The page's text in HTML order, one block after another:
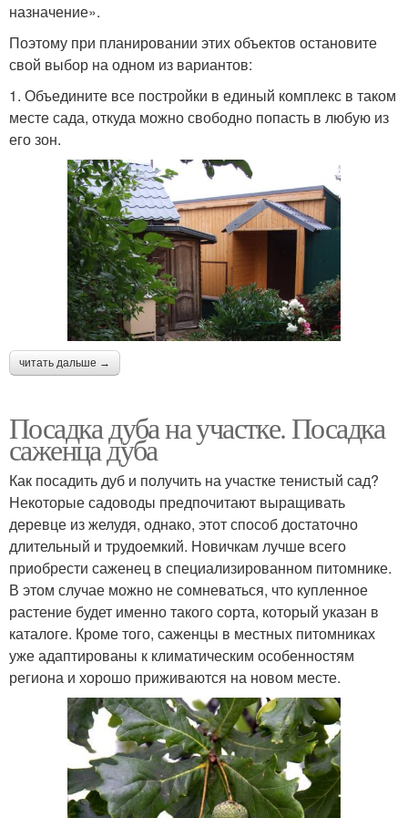
назначение».
Поэтому при планировании этих объектов остановите
свой выбор на одном из вариантов:
1. Объедините все постройки в единый комплекс в таком
месте сада, откуда можно свободно попасть в любую из
его зон.
читать дальше →
Посадка дуба на участке. Посадка
саженца дуба
Как посадить дуб и получить на участке тенистый сад?
Некоторые садоводы предпочитают выращивать
деревце из желудя, однако, этот способ достаточно
длительный и трудоемкий. Новичкам лучше всего
приобрести саженец в специализированном питомнике.
В этом случае можно не сомневаться, что купленное
растение будет именно такого сорта, который указан в
каталоге. Кроме того, саженцы в местных питомниках
уже адаптированы к климатическим особенностям
региона и хорошо приживаются на новом месте.